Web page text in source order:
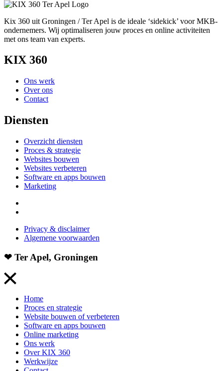
Kix 360 uit Groningen / Ter Apel is de ideale ‘sidekick’ voor MKB-
ondernemers. Wij optimaliseren jouw proces en online activiteiten
met ons team van experts.
KIX 360
Ons werk
Over ons
Contact
Diensten
Overzicht diensten
Proces & strategie
Websites bouwen
Websites verbeteren
Software en apps bouwen
Marketing
Privacy & disclaimer
Algemene voorwaarden
❤ Ter Apel, Groningen
Home
Proces en strategie
Website bouwen of verbeteren
Software en apps bouwen
Online marketing
Ons werk
Over KIX 360
Werkwijze